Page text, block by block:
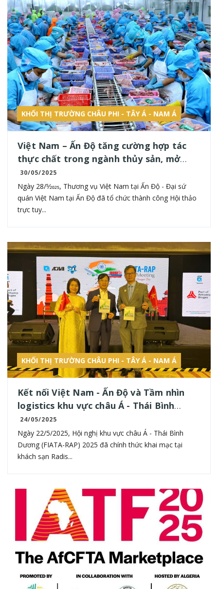
KHỐI THỊ TRƯỜNG CHÂU PHI - TÂY Á - NAM Á
Việt Nam – Ấn Độ tăng cường hợp tác
thực chất trong ngành thủy sản, mở
rộng kết nối doanh nghiệp và đầu tư hai
chiều
30/05/2025
Ngày 28/5⁄2025, Thương vụ Việt Nam tại Ấn Độ - Đại sứ
quán Việt Nam tại Ấn Độ đã tổ chức thành công Hội thảo
trực tuy...
KHỐI THỊ TRƯỜNG CHÂU PHI - TÂY Á - NAM Á
Kết nối Việt Nam - Ấn Độ và Tầm nhìn
logistics khu vực châu Á - Thái Bình
Dương
24/05/2025
Ngày 22/5/2025, Hội nghị khu vực châu Á - Thái Bình
Dương (FIATA-RAP) 2025 đã chính thức khai mạc tại
khách sạn Radis...